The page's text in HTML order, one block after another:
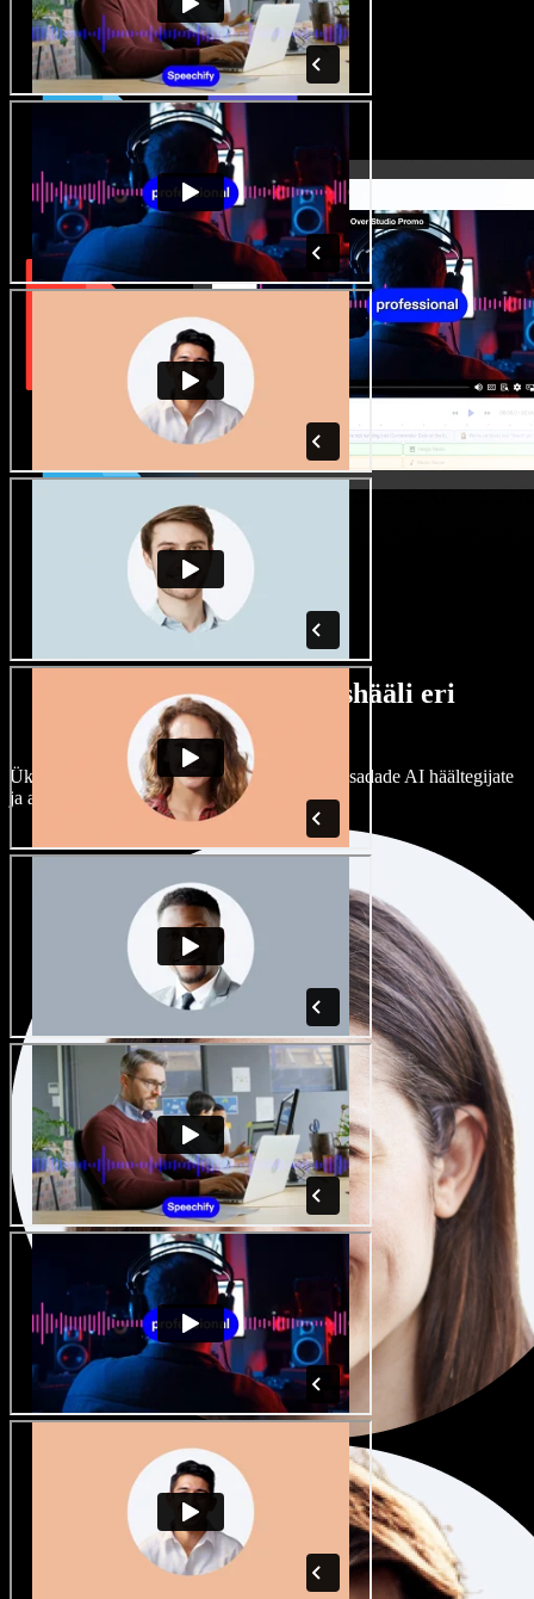
Lai valik mees- ja naishääli eri
aktsentidega
Ükski projekt ei pea kõlama ühtemoodi. Vali sadade AI häältegijate
ja aktsentide hulgast ning kohanda neid.